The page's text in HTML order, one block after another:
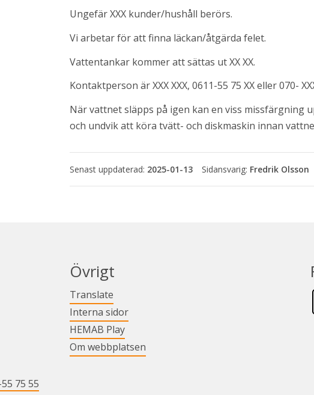
Ungefär XXX kunder/hushåll berörs.
Vi arbetar för att finna läckan/åtgärda felet.
Vattentankar kommer att sättas ut XX XX.
Kontaktperson är XXX XXX, 0611-55 75 XX eller 070-
När vattnet släpps på igen kan en viss missfärgning
och undvik att köra tvätt- och diskmaskin innan
Senast uppdaterad: 2025-01-13 Fredrik Olsson
75 55
Övrigt
Translate
Interna sidorLänk till annan webbplats.
HEMAB PlayLänk till annan webbplats.
Om webbplatsen